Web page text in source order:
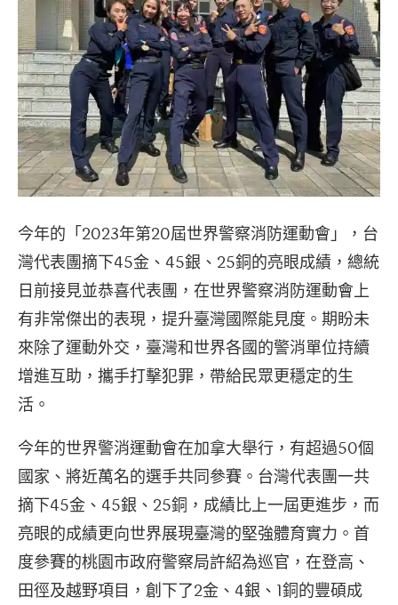
今年的「2023年第20屆世界警察消防運動會」，台
灣代表團摘下45金、45銀、25銅的亮眼成績，總統
日前接見並恭喜代表團，在世界警察消防運動會上
有非常傑出的表現，提升臺灣國際能見度。期盼未
來除了運動外交，臺灣和世界各國的警消單位持續
增進互助，攜手打擊犯罪，帶給民眾更穩定的生
活。
今年的世界警消運動會在加拿大舉行，有超過50個
國家、將近萬名的選手共同參賽。台灣代表團一共
摘下45金、45銀、25銅，成績比上一屆更進步，而
亮眼的成績更向世界展現臺灣的堅強體育實力。首
度參賽的桃園市政府警察局許紹為巡官，在登高、
田徑及越野項目，創下了2金、4銀、1銅的豐碩成